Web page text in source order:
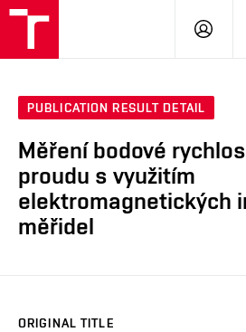
LOG
PUBLICATION RESULT DETAIL
Měření bodové
proudu s využitím
elektromagnetických
měřidel
ORIGINAL TITLE